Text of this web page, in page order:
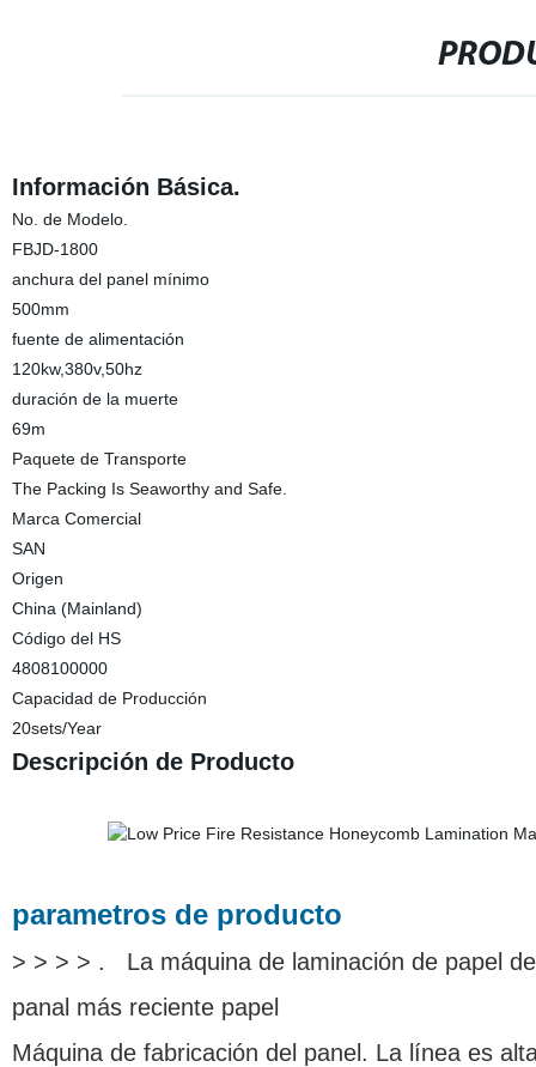
Información Básica.
No. de Modelo.
FBJD-1800
anchura del panel mínimo
500mm
fuente de alimentación
120kw,380v,50hz
duración de la muerte
69m
Paquete de Transporte
The Packing Is Seaworthy and Safe.
Marca Comercial
SAN
Origen
China (Mainland)
Código del HS
4808100000
Capacidad de Producción
20sets/Year
Descripción de Producto
parametros de producto
> > > > . La máquina de laminación de papel
panal más reciente papel
Máquina de fabricación del panel. La línea es